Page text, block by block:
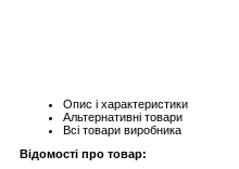
Опис і характеристики
Альтернативні товари
Всі товари виробника
Відомості про товар: